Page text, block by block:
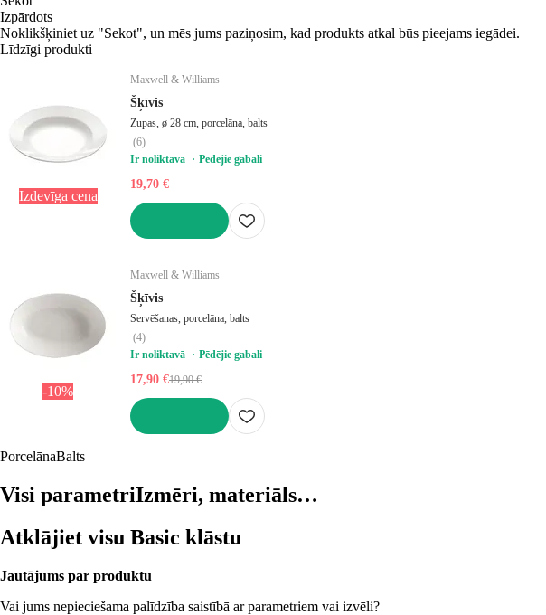
Izpārdots
Noklikšķiniet uz "Sekot", un mēs jums paziņosim, kad produkts atkal būs pieejams iegādei.
Līdzīgi produkti
Izdevīga cena
Maxwell & Williams
Šķīvis
Zupas, ø 28 cm, porcelāna, balts
(6)
Ir noliktavā
Pēdējie gabali
19,70 €
-10%
Maxwell & Williams
Šķīvis
Servēšanas, porcelāna, balts
(4)
Ir noliktavā
Pēdējie gabali
17,90 €19,90 €
PorcelānaBalts
Visi parametriIzmēri, materiāls…
Atklājiet visu Basic klāstu
Jautājums par produktu
Vai jums nepieciešama palīdzība saistībā ar parametriem vai izvēli?